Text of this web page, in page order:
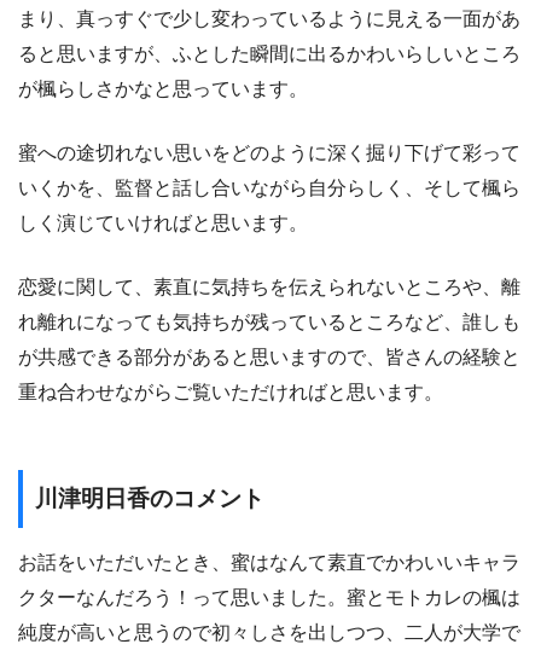
まり、真っすぐで少し変わっているように見える一面があ
ると思いますが、ふとした瞬間に出るかわいらしいところ
が楓らしさかなと思っています。
蜜への途切れない思いをどのように深く掘り下げて彩って
いくかを、監督と話し合いながら自分らしく、そして楓ら
しく演じていければと思います。
恋愛に関して、素直に気持ちを伝えられないところや、離
れ離れになっても気持ちが残っているところなど、誰しも
が共感できる部分があると思いますので、皆さんの経験と
重ね合わせながらご覧いただければと思います。
川津明日香のコメント
お話をいただいたとき、蜜はなんて素直でかわいいキャラ
クターなんだろう！って思いました。蜜とモトカレの楓は
純度が高いと思うので初々しさを出しつつ、二人が大学で